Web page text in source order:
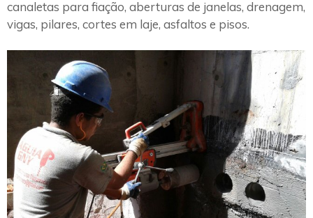
canaletas para fiação, aberturas de janelas, drenagem,
vigas, pilares, cortes em laje, asfaltos e pisos.